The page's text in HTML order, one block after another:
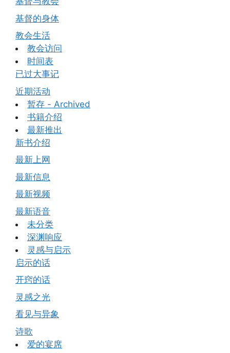
基督的身体
教会生活
教会访问
时间表
已过大事记
近期活动
暂存 - Archived
书籍介绍
最新推出
新书介绍
最新上网
最新信息
最新视频
最新语音
未分类
深渊响应
灵感与启示
启示的话
开窍的话
灵感之光
看见与异象
诗歌
爱的宴席